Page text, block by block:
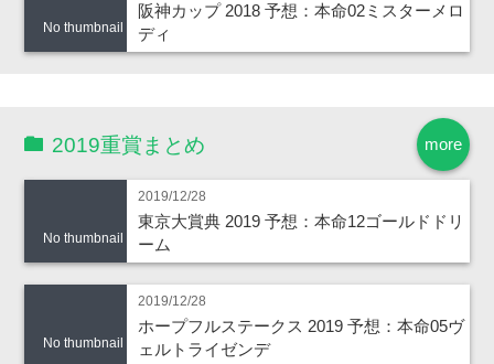
No thumbnail
阪神カップ 2018 予想：本命02ミスターメロ
ディ
more
2019重賞まとめ
No thumbnail
2019/12/28
東京大賞典 2019 予想：本命12ゴールドドリ
ーム
No thumbnail
2019/12/28
ホープフルステークス 2019 予想：本命05ヴ
ェルトライゼンデ